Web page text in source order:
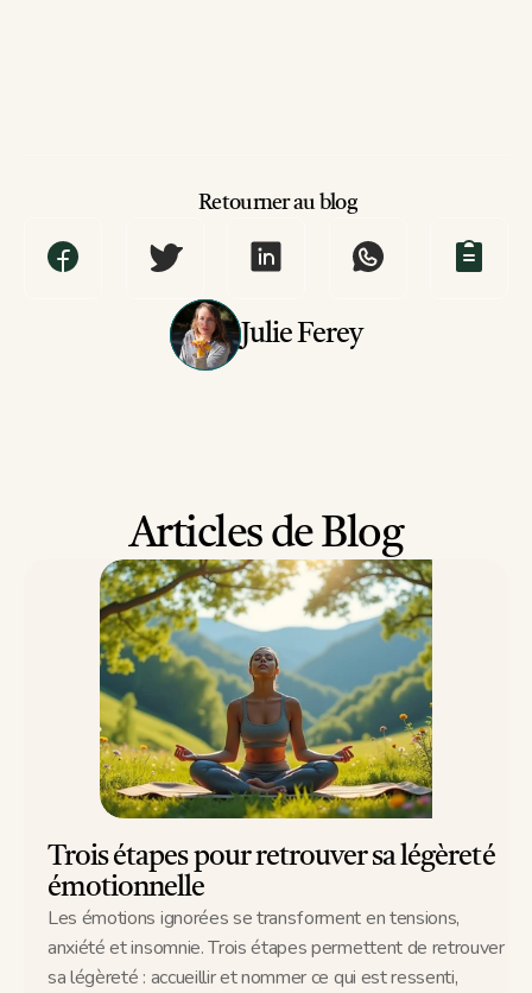
Retourner au blog
Julie Ferey
Articles de Blog
Trois étapes pour retrouver sa légèreté
émotionnelle
Les émotions ignorées se transforment en tensions,
anxiété et insomnie. Trois étapes permettent de retrouver
sa légèreté : accueillir et nommer ce qui est ressenti,